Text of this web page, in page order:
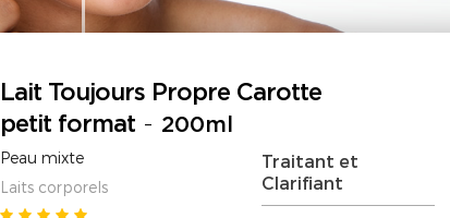
Lait Toujours Propre Carotte
petit format- 200ml
Peau mixte
Laits corporels
Traitant et
Clarifiant